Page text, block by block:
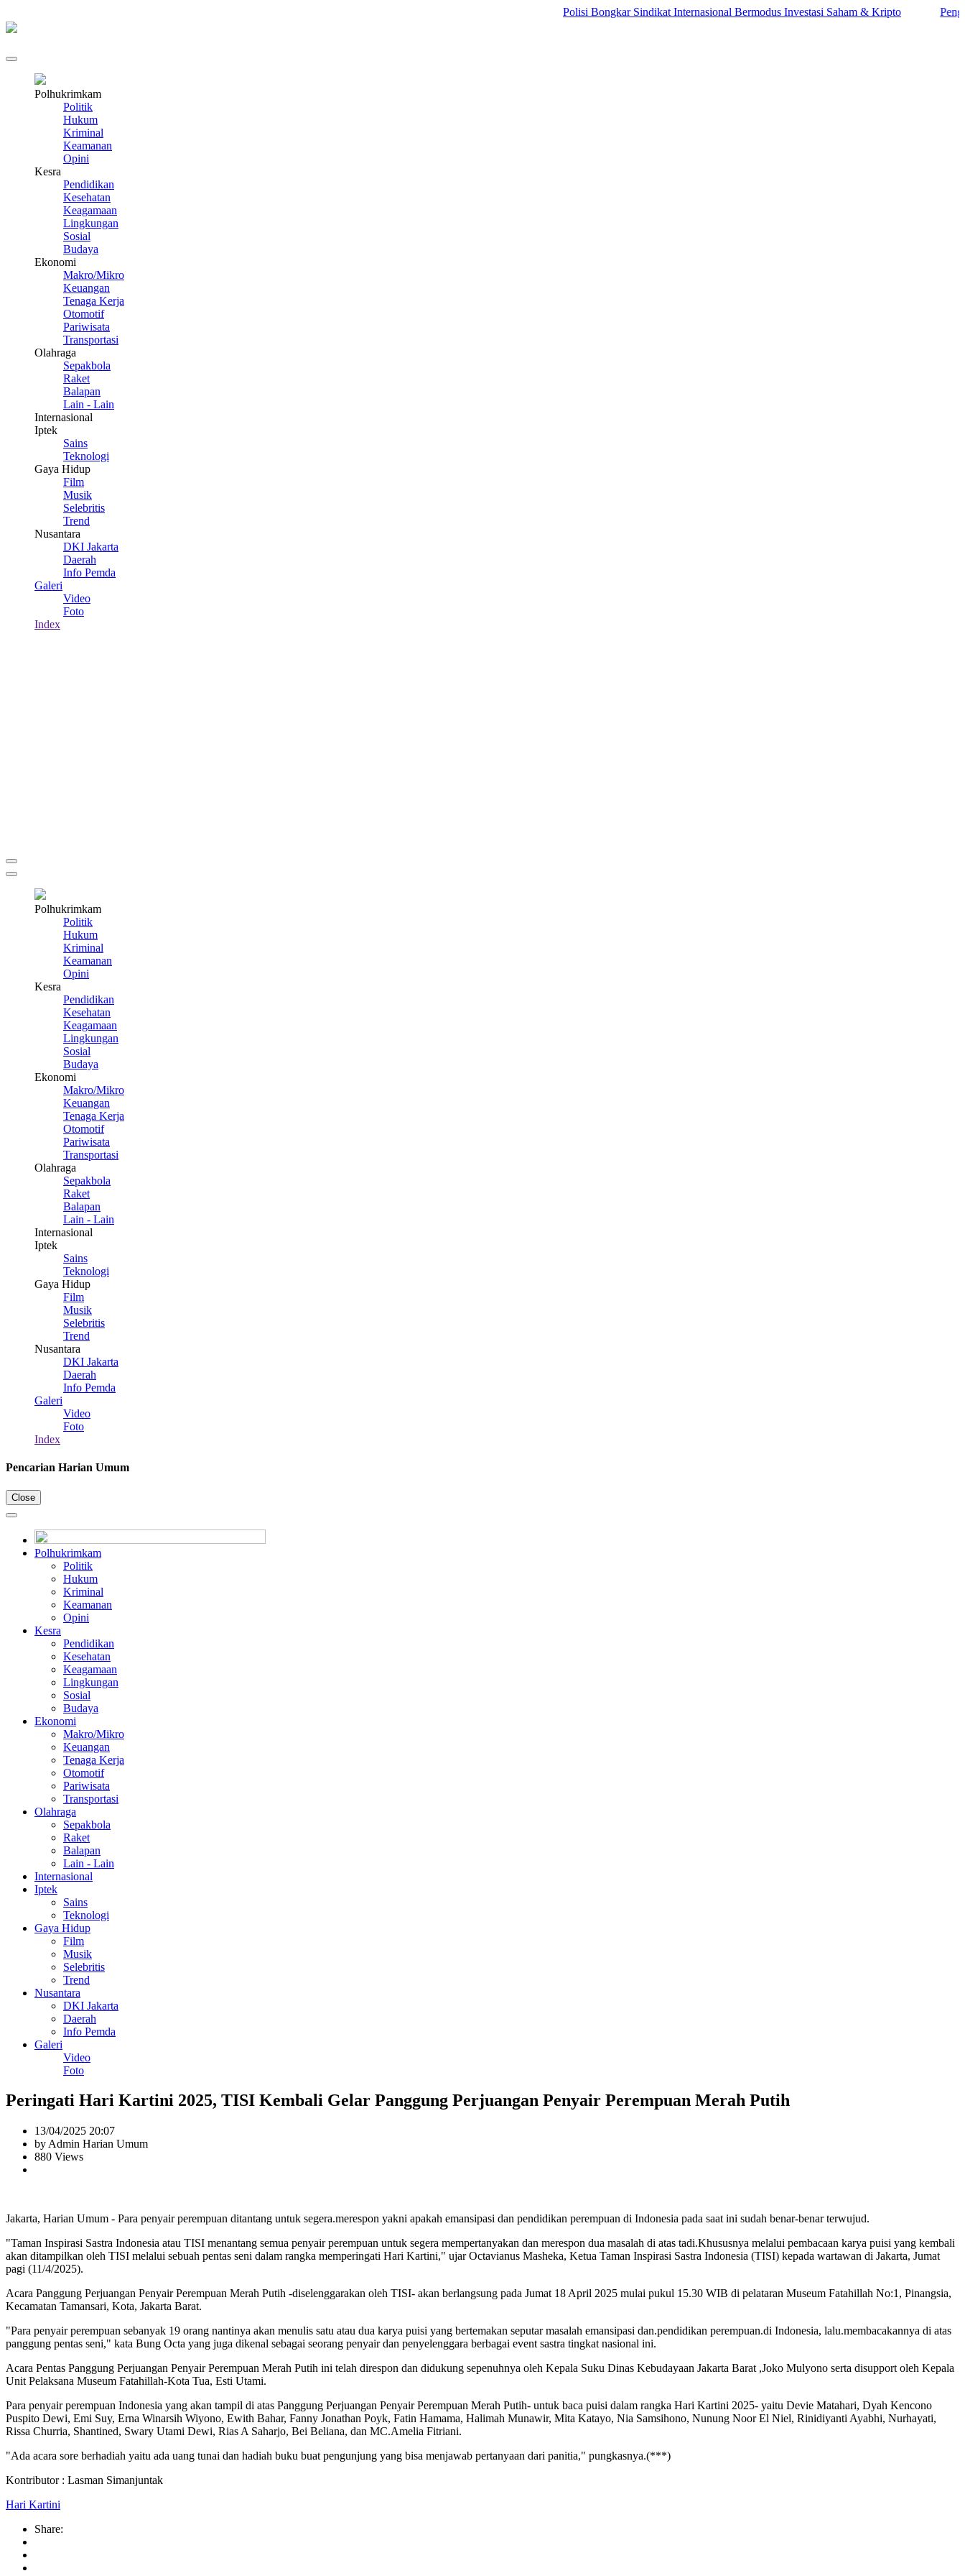
Polisi Bongkar Sindikat Internasional Bermodus Investasi Saham & Kripto Pengamat
Polhukrimkam
Politik
Hukum
Kriminal
Keamanan
Opini
Kesra
Pendidikan
Kesehatan
Keagamaan
Lingkungan
Sosial
Budaya
Ekonomi
Makro/Mikro
Keuangan
Tenaga Kerja
Otomotif
Pariwisata
Transportasi
Olahraga
Sepakbola
Raket
Balapan
Lain - Lain
Internasional
Iptek
Sains
Teknologi
Gaya Hidup
Film
Musik
Selebritis
Trend
Nusantara
DKI Jakarta
Daerah
Info Pemda
Galeri
Video
Foto
Index
Polhukrimkam
Politik
Hukum
Kriminal
Keamanan
Opini
Kesra
Pendidikan
Kesehatan
Keagamaan
Lingkungan
Sosial
Budaya
Ekonomi
Makro/Mikro
Keuangan
Tenaga Kerja
Otomotif
Pariwisata
Transportasi
Olahraga
Sepakbola
Raket
Balapan
Lain - Lain
Internasional
Iptek
Sains
Teknologi
Gaya Hidup
Film
Musik
Selebritis
Trend
Nusantara
DKI Jakarta
Daerah
Info Pemda
Galeri
Video
Foto
Index
Pencarian Harian Umum
Close
Polhukrimkam
Politik
Hukum
Kriminal
Keamanan
Opini
Kesra
Pendidikan
Kesehatan
Keagamaan
Lingkungan
Sosial
Budaya
Ekonomi
Makro/Mikro
Keuangan
Tenaga Kerja
Otomotif
Pariwisata
Transportasi
Olahraga
Sepakbola
Raket
Balapan
Lain - Lain
Internasional
Iptek
Sains
Teknologi
Gaya Hidup
Film
Musik
Selebritis
Trend
Nusantara
DKI Jakarta
Daerah
Info Pemda
Galeri
Video
Foto
Peringati Hari Kartini 2025, TISI Kembali Gelar Panggung Perjuangan Penyair Perempuan Merah Putih
13/04/2025 20:07
by Admin Harian Umum
880 Views
Jakarta, Harian Umum - Para penyair perempuan ditantang untuk segera.merespon yakni apakah emansipasi dan pendidikan perempuan di Indonesia pada saat ini sudah benar-benar terwujud.
"Taman Inspirasi Sastra Indonesia atau TISI menantang semua penyair perempuan untuk segera mempertanyakan dan merespon dua masalah di atas tadi.Khususnya melalui pembacaan karya puisi yang kembali
akan ditampilkan oleh TISI melalui sebuah pentas seni dalam rangka memperingati Hari Kartini," ujar Octavianus Masheka, Ketua Taman Inspirasi Sastra Indonesia (TISI) kepada wartawan di Jakarta, Jumat
pagi (11/4/2025).
Acara Panggung Perjuangan Penyair Perempuan Merah Putih -diselenggarakan oleh TISI- akan berlangsung pada Jumat 18 April 2025 mulai pukul 15.30 WIB di pelataran Museum Fatahillah No:1, Pinangsia,
Kecamatan Tamansari, Kota, Jakarta Barat.
"Para penyair perempuan sebanyak 19 orang nantinya akan menulis satu atau dua karya puisi yang bertemakan seputar masalah emansipasi dan.pendidikan perempuan.di Indonesia, lalu.membacakannya di atas
panggung pentas seni," kata Bung Octa yang juga dikenal sebagai seorang penyair dan penyelenggara berbagai event sastra tingkat nasional ini.
Acara Pentas Panggung Perjuangan Penyair Perempuan Merah Putih ini telah direspon dan didukung sepenuhnya oleh Kepala Suku Dinas Kebudayaan Jakarta Barat ,Joko Mulyono serta disupport oleh Kepala
Unit Pelaksana Museum Fatahillah-Kota Tua, Esti Utami.
Para penyair perempuan Indonesia yang akan tampil di atas Panggung Perjuangan Penyair Perempuan Merah Putih- untuk baca puisi dalam rangka Hari Kartini 2025- yaitu Devie Matahari, Dyah Kencono
Puspito Dewi, Emi Suy, Erna Winarsih Wiyono, Ewith Bahar, Fanny Jonathan Poyk, Fatin Hamama, Halimah Munawir, Mita Katayo, Nia Samsihono, Nunung Noor El Niel, Rinidiyanti Ayabhi, Nurhayati,
Rissa Churria, Shantined, Swary Utami Dewi, Rias A Saharjo, Bei Beliana, dan MC.Amelia Fitriani.
"Ada acara sore berhadiah yaitu ada uang tunai dan hadiah buku buat pengunjung yang bisa menjawab pertanyaan dari panitia," pungkasnya.(***)
Kontributor : Lasman Simanjuntak
Hari Kartini
Share: